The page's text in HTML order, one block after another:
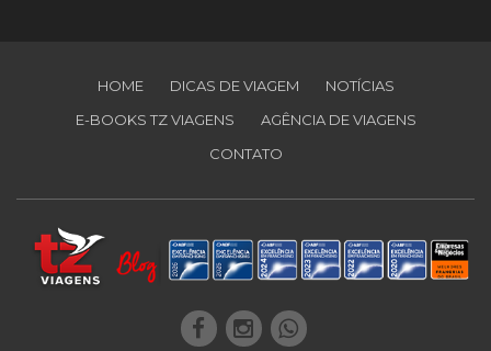
HOME DICAS DE VIAGEM
NOTÍCIAS
E-BOOKS TZ VIAGENS
AGÊNCIA DE VIAGENS
CONTATO